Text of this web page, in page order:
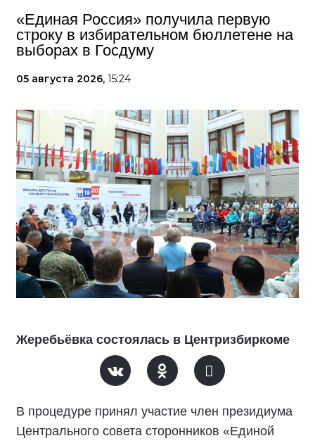
«Единая Россия» получила первую
строку в избирательном бюллетене на
выборах в Госдуму
05 августа 2026, 15:24
Жеребьёвка состоялась в Центризбиркоме
В процедуре принял участие член президиума
Центрального совета сторонников «Единой